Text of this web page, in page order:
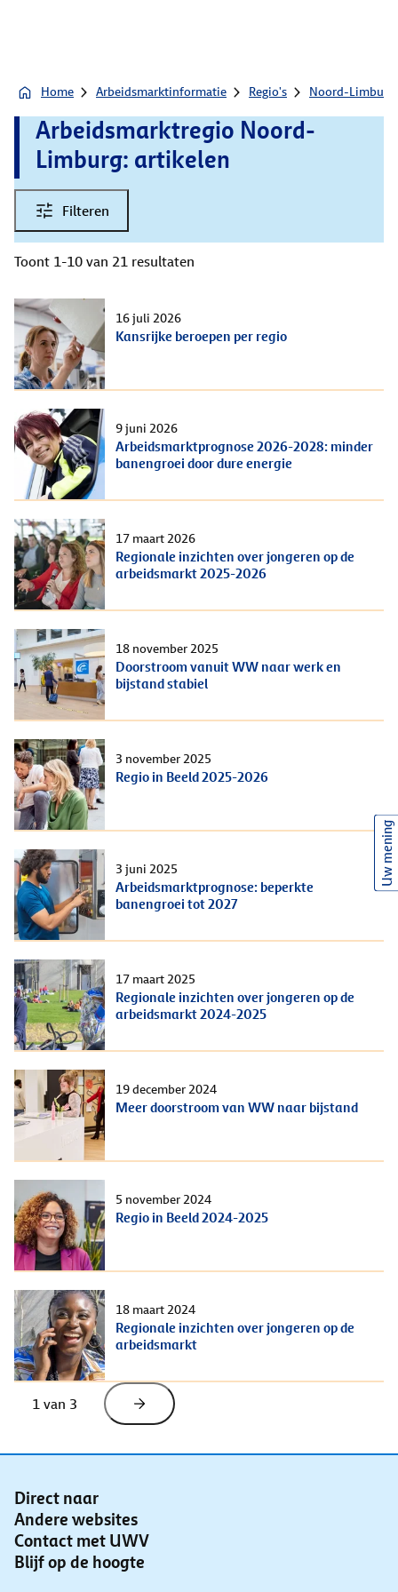
Home Arbeidsmarktinformatie Regio's Noord-Limburg
Arbeidsmarktregio Noord-
Limburg: artikelen
Filteren
Toont 1-10 van 21 resultaten
16 juli 2026
Kansrijke beroepen per regio
9 juni 2026
Arbeidsmarktprognose 2026-2028: minder
banengroei door dure energie
17 maart 2026
Regionale inzichten over jongeren op de
arbeidsmarkt 2025-2026
18 november 2025
Doorstroom vanuit WW naar werk en
bijstand stabiel
3 november 2025
Regio in Beeld 2025-2026
3 juni 2025
Arbeidsmarktprognose: beperkte
banengroei tot 2027
17 maart 2025
Regionale inzichten over jongeren op de
arbeidsmarkt 2024-2025
19 december 2024
Meer doorstroom van WW naar bijstand
5 november 2024
Regio in Beeld 2024-2025
18 maart 2024
Regionale inzichten over jongeren op de
arbeidsmarkt
1 van 3
Direct naar
Andere websites
Contact met UWV
Blijf op de hoogte
Uw mening